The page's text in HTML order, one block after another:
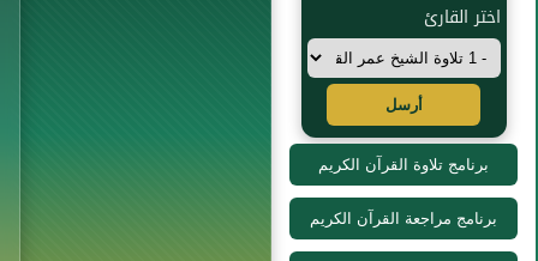
اختر القارئ
أرسل
برنامج تلاوة القرآن الكريم
برنامج مراجعة القرآن الكريم